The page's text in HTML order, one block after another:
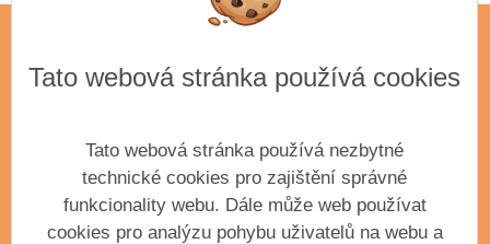
ADRESA
příspěvková organizace města Příbram
Krátká 351
Příbram III, 261 01
IČO: 61904163
Tato webová stránka používá cookies
Tato webová stránka používá nezbytné
technické cookies pro zajištění správné
funkcionality webu. Dále může web používat
cookies pro analýzu pohybu uživatelů na webu a